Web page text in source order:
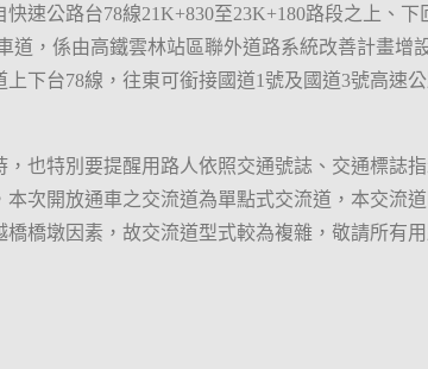
速公路台78線21K+830至23K+180路段之上、下
道，係由高鐵雲林站區聯外道路系統改善計畫增
上下台78線，往東可銜接國道1號及國道3號高速
，也特別要提醒用路人依照交通號誌、交通標誌
次開放通車之交流道為單點式交流道，本交流
橋橋墩因素，故交流道型式較為複雜，敬請所有